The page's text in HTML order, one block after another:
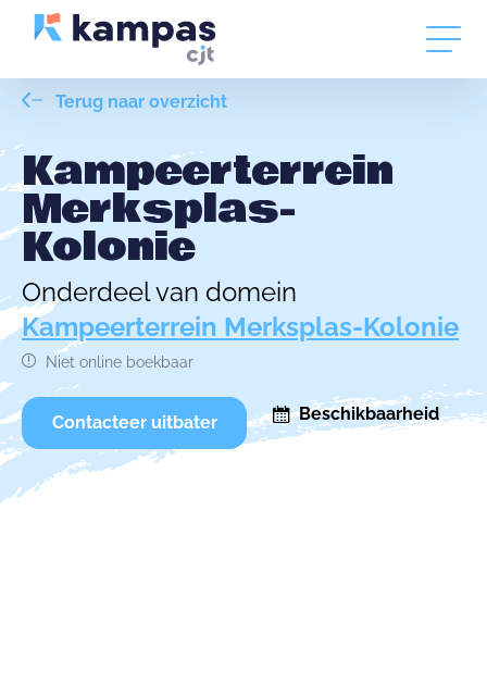
Terug naar overzicht
Kampeerterrein
Merksplas-
Kolonie
Onderdeel van domein
Kampeerterrein Merksplas-Kolonie
Niet online boekbaar
Contacteer uitbater Beschikbaarheid